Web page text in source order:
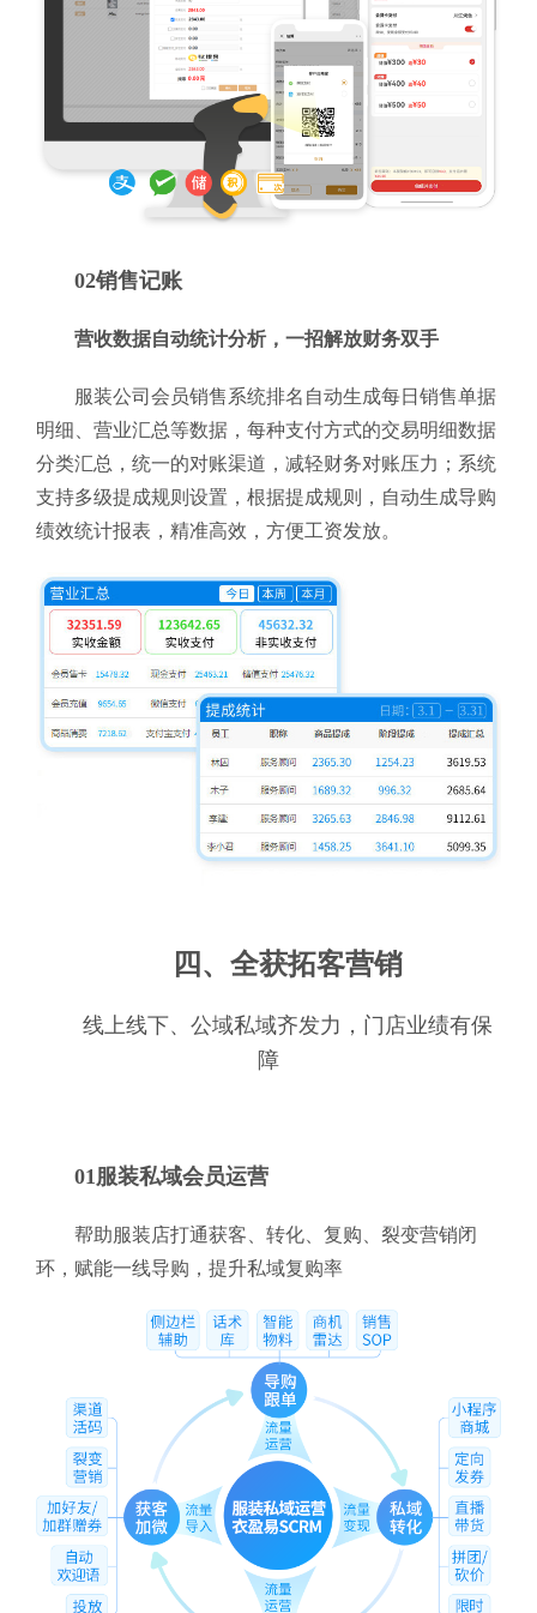
02销售记账
营收数据自动统计分析，一招解放财务双手
服装公司会员销售系统排名自动生成每日销售单据
明细、营业汇总等数据，每种支付方式的交易明细数据
分类汇总，统一的对账渠道，减轻财务对账压力；系统
支持多级提成规则设置，根据提成规则，自动生成导购
绩效统计报表，精准高效，方便工资发放。
四、全获拓客营销
线上线下、公域私域齐发力，门店业绩有保
障
01服装私域会员运营
帮助服装店打通获客、转化、复购、裂变营销闭
环，赋能一线导购，提升私域复购率